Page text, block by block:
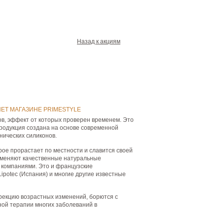
Назад к акциям
МАГАЗИНЕ РRIMESTYLE
эффект от которых проверен временем. Это
создана на основе современной
силиконов.
прорастает по местности и славится своей
качественные натуральные
Это и французские
(Испания) и многие другие известные
возрастных изменений, борются с
терапии многих заболеваний в